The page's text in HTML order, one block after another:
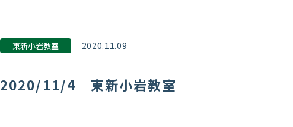
東新小岩教室 2020.11.09
2020/11/4 東新小岩教室